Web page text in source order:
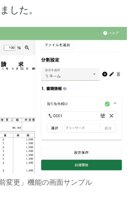
した。
変更」機能の画面サンプル